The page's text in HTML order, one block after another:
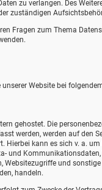
zu verlangen. Des
zuständigen
Fragen zum Thema
Website bei
gehostet. Die
werden, werden auf den
Hierbei kann es sich v. a. um
und
Websitezugriffe und sonstige
handeln.